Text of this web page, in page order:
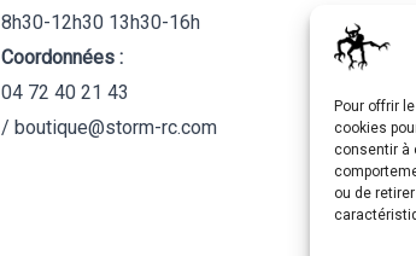
Pour offrir
cookies
consentir à
ou de
8h30-12h30 13h30-16h
Coordonnées :
04 72 40 21 43
/ boutique@storm-rc.com